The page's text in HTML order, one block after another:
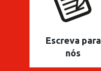
Escreva para
nós